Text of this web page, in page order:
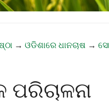
→ ଓଡିଶାରେ ଧାନଚାଷ →
ପରିଚାଳନା